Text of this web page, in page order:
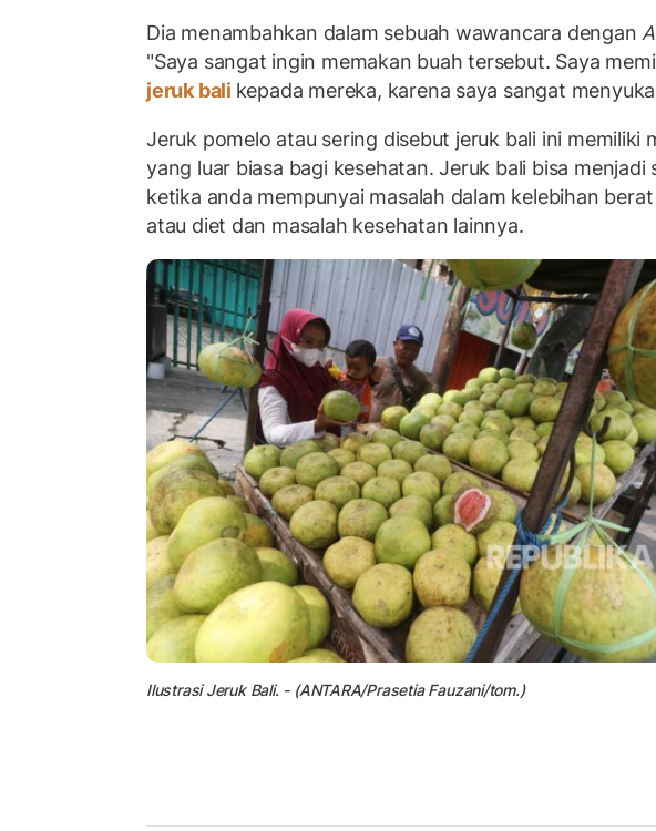
Dia menambahkan dalam sebuah wawancara dengan
"Saya sangat ingin memakan buah tersebut. Saya
jeruk bali kepada mereka, karena saya sangat
Jeruk pomelo atau sering disebut jeruk bali ini memiliki
yang luar biasa bagi kesehatan. Jeruk bali bisa menjadi
ketika anda mempunyai masalah dalam kelebihan
atau diet dan masalah kesehatan lainnya.
Ilustrasi Jeruk Bali. - (ANTARA/Prasetia Fauzani/tom.)